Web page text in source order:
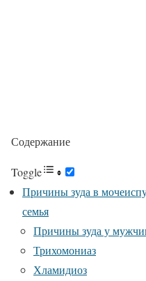
Содержание
Toggle
Причины зуда в
семья
Причины зуда у
Трихомониаз
Хламидиоз